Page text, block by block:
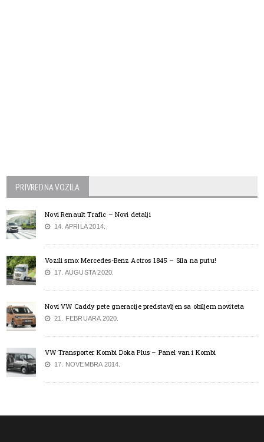
PRIVREDNA VOZILA
Novi Renault Trafic – Novi detalji
14. APRILA 2014.
Vozili smo: Mercedes-Benz Actros 1845 – Sila na putu!
17. AUGUSTA 2020.
Novi VW Caddy pete gneracije predstavljen sa obiljem noviteta
21. FEBRUARA 2020.
VW Transporter Kombi Doka Plus – Panel van i Kombi
17. NOVEMBRA 2014.